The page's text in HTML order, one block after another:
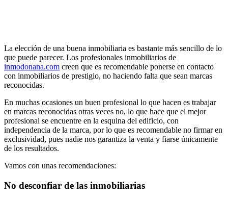
La elección de una buena inmobiliaria es bastante más sencillo de lo
que puede parecer. Los profesionales inmobiliarios de
inmodonana.com creen que es recomendable ponerse en contacto
con inmobiliarios de prestigio, no haciendo falta que sean marcas
reconocidas.
En muchas ocasiones un buen profesional lo que hacen es trabajar
en marcas reconocidas otras veces no, lo que hace que el mejor
profesional se encuentre en la esquina del edificio, con
independencia de la marca, por lo que es recomendable no firmar en
exclusividad, pues nadie nos garantiza la venta y fiarse únicamente
de los resultados.
Vamos con unas recomendaciones:
No desconfiar de las inmobiliarias